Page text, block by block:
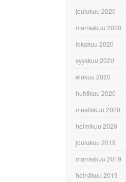
joulukuu 2020
marraskuu 2020
lokakuu 2020
syyskuu 2020
elokuu 2020
huhtikuu 2020
maaliskuu 2020
helmikuu 2020
joulukuu 2019
marraskuu 2019
heinäkuu 2019